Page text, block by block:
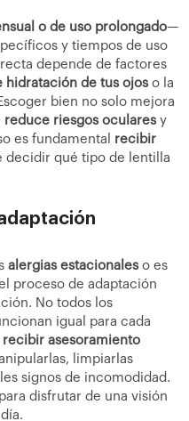
o de uso prolongado—
y tiempos de uso
depende de factores
hidratación de tus ojoso la
bien no solo mejora
reduce riesgos ocularesy
es fundamental recibir
decidir qué tipo de lentilla
alergias estacionaleso es
proceso de adaptación
No todos los
igual para cada
recibir asesoramiento
limpiarlas
signos de incomodidad.
disfrutar de una visión